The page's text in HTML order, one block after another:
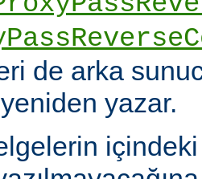
de arka
yazar.